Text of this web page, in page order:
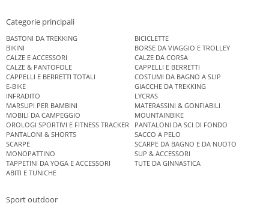
Categorie principali
BASTONI DA TREKKING
BICICLETTE
BIKINI
BORSE DA VIAGGIO E TROLLEY
CALZE E ACCESSORI
CALZE DA CORSA
CALZE & PANTOFOLE
CAPPELLI E BERRETTI
CAPPELLI E BERRETTI TOTALI
COSTUMI DA BAGNO A SLIP
E-BIKE
GIACCHE DA TREKKING
INFRADITO
LYCRAS
MARSUPI PER BAMBINI
MATERASSINI & GONFIABILI
MOBILI DA CAMPEGGIO
MOUNTAINBIKE
OROLOGI SPORTIVI E FITNESS TRACKER
PANTALONI DA SCI DI FONDO
PANTALONI & SHORTS
SACCO A PELO
SCARPE
SCARPE DA BAGNO E DA NUOTO
MONOPATTINO
SUP & ACCESSORI
TAPPETINI DA YOGA E ACCESSORI
TUTE DA GINNASTICA
ABITI E TUNICHE
Sport outdoor